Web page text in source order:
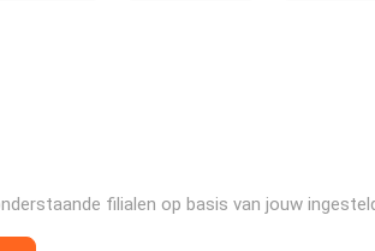
filialen op basis van jouw